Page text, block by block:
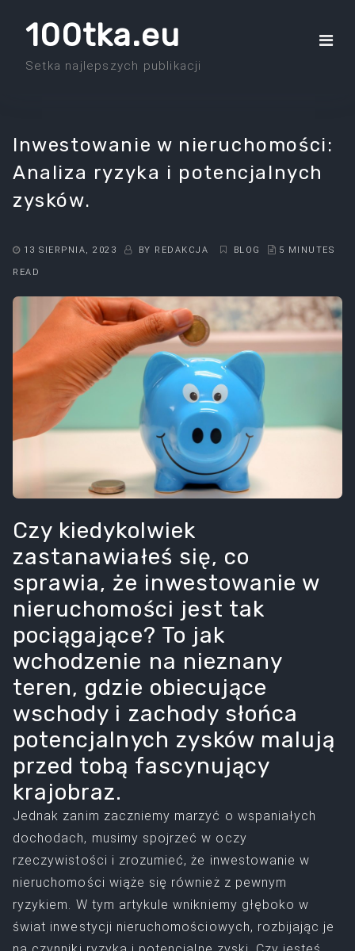
100tka.eu
Setka najlepszych publikacji
Inwestowanie w nieruchomości:
Analiza ryzyka i potencjalnych
zysków.
13 SIERPNIA, 2023 BY REDAKCJA BLOG 5 MINUTES
READ
Czy kiedykolwiek
zastanawiałeś się, co
sprawia, że inwestowanie w
nieruchomości jest tak
pociągające? To jak
wchodzenie na nieznany
teren, gdzie obiecujące
wschody i zachody słońca
potencjalnych zysków malują
przed tobą fascynujący
krajobraz.
Jednak zanim zaczniemy marzyć o wspaniałych
dochodach, musimy spojrzeć w oczy
rzeczywistości i zrozumieć, że inwestowanie w
nieruchomości wiąże się również z pewnym
ryzykiem. W tym artykule wnikniemy głęboko w
świat inwestycji nieruchomościowych, rozbijając je